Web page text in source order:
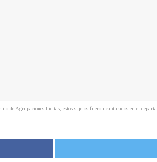
de Agrupaciones Ilícitas, estos sujetos fueron capturados en el